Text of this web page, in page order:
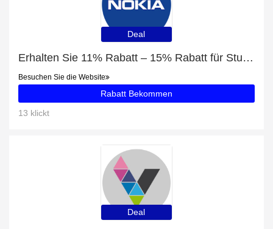
Deal
Erhalten Sie 11% Rabatt – 15% Rabatt für Studenten und Nokia Go Earbuds 2 + mit 56% Rabatt
Besuchen Sie die Website
Rabatt Bekommen
13 klickt
Deal